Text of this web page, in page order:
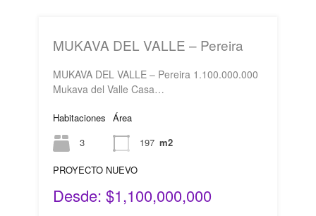
MUKAVA DEL VALLE – Pereira
MUKAVA DEL VALLE – Pereira 1.100.000.000
Mukava del Valle Casa…
Habitaciones
3
Área
197 m2
PROYECTO NUEVO
Desde: $1,100,000,000